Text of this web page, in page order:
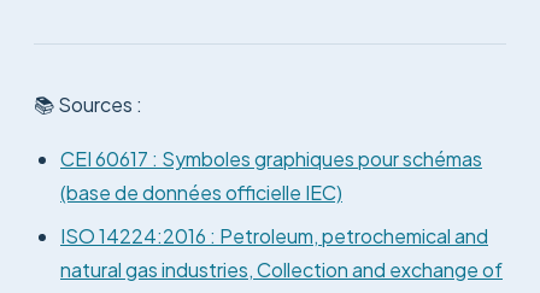
📚 Sources :
CEI 60617 : Symboles graphiques pour schémas
(base de données officielle IEC)
ISO 14224:2016 : Petroleum, petrochemical and
natural gas industries, Collection and exchange of